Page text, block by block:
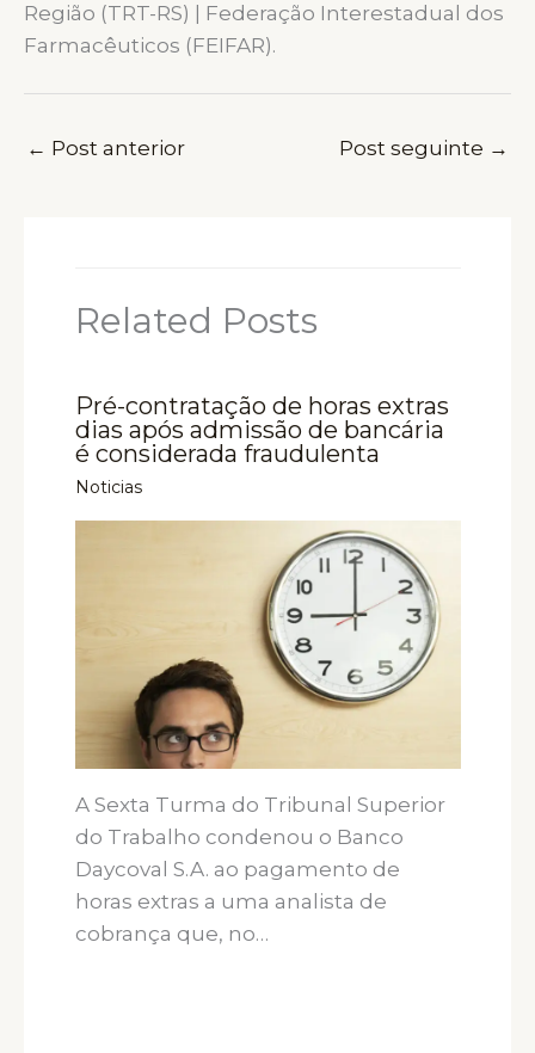
Região (TRT-RS) | Federação Interestadual dos
Farmacêuticos (FEIFAR).
← Post anterior Post seguinte →
Related Posts
Pré-contratação de horas extras
dias após admissão de bancária
é considerada fraudulenta
Noticias
A Sexta Turma do Tribunal Superior
do Trabalho condenou o Banco
Daycoval S.A. ao pagamento de
horas extras a uma analista de
cobrança que, no…